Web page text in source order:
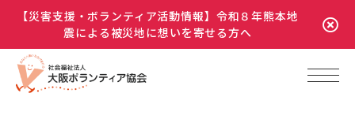
【災害支援・ボランティア活動情報】令和８年熊本地
震による被災地に想いを寄せる方へ